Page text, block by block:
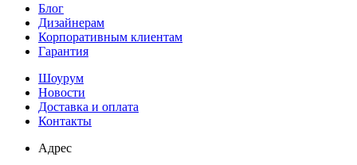
Блог
Дизайнерам
Корпоративным клиентам
Гарантия
Шоурум
Новости
Доставка и оплата
Контакты
Адрес